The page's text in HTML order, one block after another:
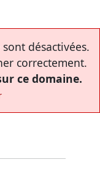
désactivées.
correctement.
ce domaine.